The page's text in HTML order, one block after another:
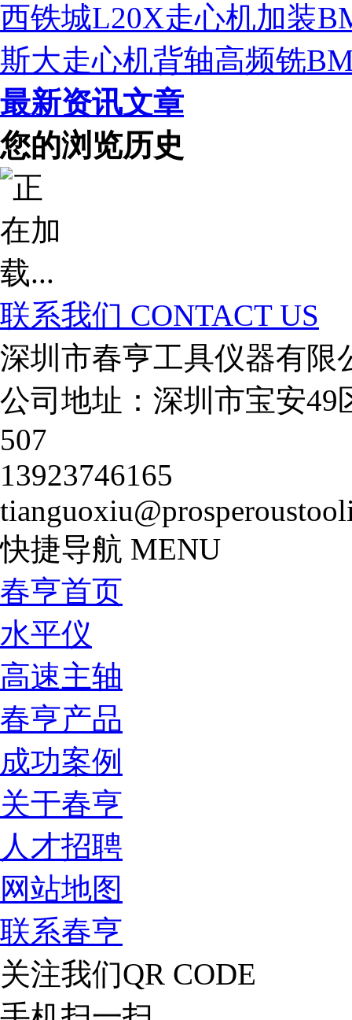
西铁城L20X走心机加装
斯大走心机背轴高频铣
最新资讯文章
您的浏览历史
联系我们 CONTACT US
深圳市春亨工具仪器有限
公司地址：深圳市宝安
507
13923746165
快捷导航 MENU
春亨首页
水平仪
高速主轴
春亨产品
成功案例
关于春亨
人才招聘
网站地图
联系春亨
关注我们QR CODE